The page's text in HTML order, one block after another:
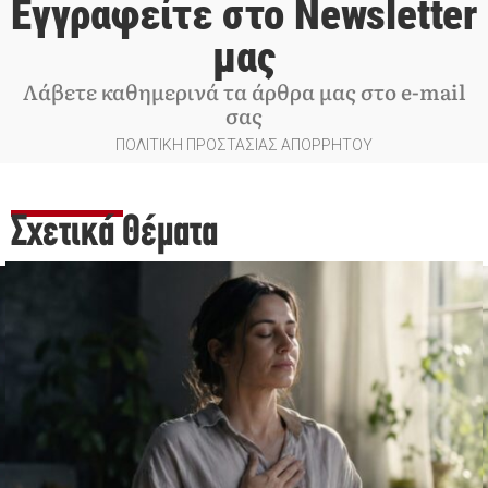
Εγγραφείτε στο Newsletter
μας
Λάβετε καθημερινά τα άρθρα μας στο e-mail
σας
ΠΟΛΙΤΙΚΗ ΠΡΟΣΤΑΣΙΑΣ ΑΠΟΡΡΗΤΟΥ
Σχετικά Θέματα